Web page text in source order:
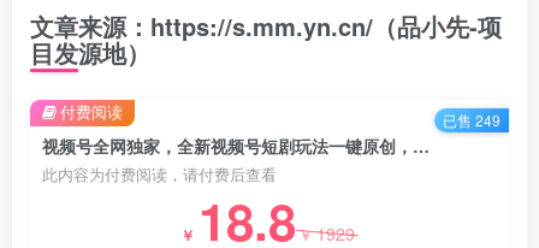
文章来源：https://s.mm.yn.cn/（品小先-项
目发源地）
视频号全网独家，全新视频号短剧玩法一键原创，无脑操作，日入5000+ - 资源之家
此内容为付费阅读，请付费后查看
￥ 18.8￥1929
付费阅读 已售 249